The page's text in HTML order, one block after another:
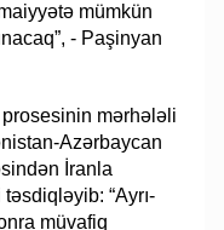
mümkün
- Paşinyan
mərhələli
Azərbaycan
İranla
“Ayrı-
müvafiq